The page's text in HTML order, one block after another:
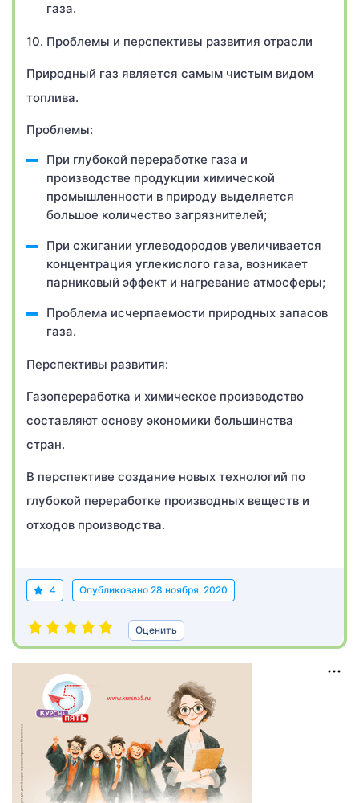
газа.
10. Проблемы и перспективы развития отрасли
Природный газ является самым чистым видом
топлива.
Проблемы:
При глубокой переработке газа и
производстве продукции химической
промышленности в природу выделяется
большое количество загрязнителей;
При сжигании углеводородов увеличивается
концентрация углекислого газа, возникает
парниковый эффект и нагревание атмосферы;
Проблема исчерпаемости природных запасов
газа.
Перспективы развития:
Газопереработка и химическое производство
составляют основу экономики большинства
стран.
В перспективе создание новых технологий по
глубокой переработке производных веществ и
отходов производства.
4 Опубликовано 28 ноября, 2020
Оценить